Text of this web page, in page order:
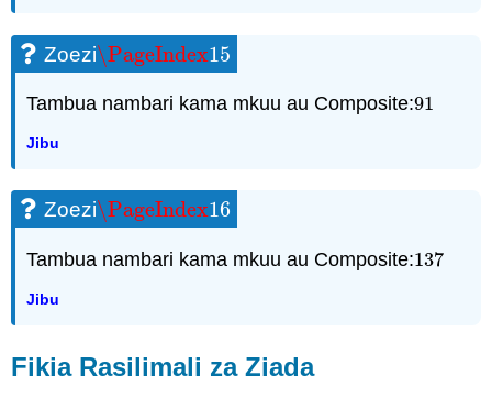
Zoezi\PageIndex15
\PageIndex15
Tambua nambari kama mkuu au Composite:91
91
Jibu
Zoezi\PageIndex16
\PageIndex16
Tambua nambari kama mkuu au Composite:137
137
Jibu
Fikia Rasilimali za Ziada